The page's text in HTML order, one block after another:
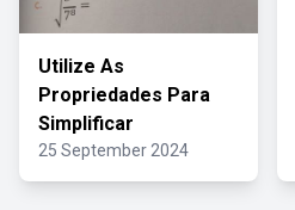
Utilize As
Propriedades Para
Simplificar
25 September 2024